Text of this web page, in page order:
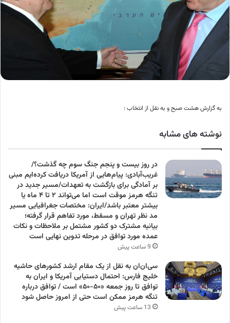
به گزارش هشت صبح و به نقل از انتخاب :
نوشته های مشابه
در روز بیست و پنجم جنگ سوم چه گذشت؟/
غریب‌آبادی: پیام‌هایی از آمریکا دریافت کرده‌ایم مبنی
بر آمادگی برای بازگشت به تعهدات/مسیر جدید در
تنگه هرمز موقت است اما می‌تواند ۲ تا ۴ ماه یا
بیشتر معتبر باشد/ایران: مختصات جغرافیایی مسیر
مد نظر تهران و مسقط، مورد تفاهم قرار گرفته؛
بیانیه مشترک دو کشور مشتمل بر ملاحظات و نکات
عمده مورد توافق در مرحله تدوین نهایی است
9 ساعت پیش
سی‌ان‌ان به نقل از یک مقام ارشد کشورهای حاشیه
خلیج فارس: احتمال دستیابی آمریکا و ایران به
توافق تا روز جمعه «۵۰-۵۰» است / توافق درباره
تنگه هرمز ممکن است حتی از امروز حاصل شود
13 ساعت پیش